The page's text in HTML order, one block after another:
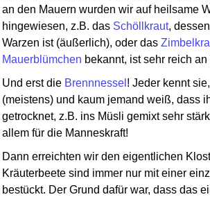
an den Mauern wurden wir auf heilsame
hingewiesen, z.B. das Schöllkraut,
Warzen ist (äußerlich), oder das
Mauerblümchen bekannt, ist sehr reich
Und erst die Brennnessel ! Jeder kennt
(meistens) und kaum jemand weiß, dass
getrocknet, z.B. ins Müsli gemixt sehr
allem für die Manneskraft!
Dann erreichten wir den eigentlichen
Kräuterbeete sind immer nur mit einer
bestückt. Der Grund dafür war, dass das